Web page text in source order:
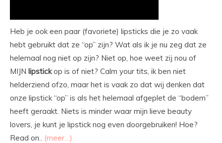
Heb je ook een paar (favoriete) lipsticks die je zo vaak
hebt gebruikt dat ze “op” zijn? Wat als ik je nu zeg dat ze
helemaal nog niet op zijn? Niet op, hoe weet zij nou of
MIJN lipstickop is of niet? Calm your tits, ik ben niet
helderziend ofzo, maar het is vaak zo dat wij denken dat
onze lipstick “op” is als het helemaal afgeplet de “bodem”
heeft geraakt. Niets is minder waar mijn lieve beauty
lovers, je kunt je lipstick nog even doorgebruiken! Hoe?
Read on.. (meer…)